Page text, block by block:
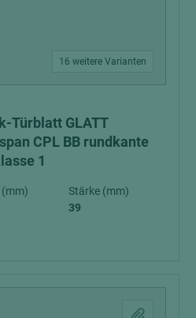
16 weitere Varianten
Türblatt GLATT
CPL BB rundkante
1
(mm)
Stärke (mm)
39